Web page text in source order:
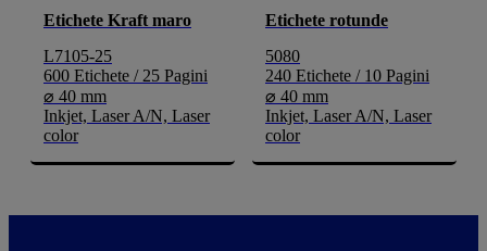
Etichete Kraft maro
L7105-25
600 Etichete / 25 Pagini
⌀ 40 mm
Inkjet, Laser A/N, Laser
color
Etichete rotunde
5080
240 Etichete / 10 Pagini
⌀ 40 mm
Inkjet, Laser A/N, Laser
color